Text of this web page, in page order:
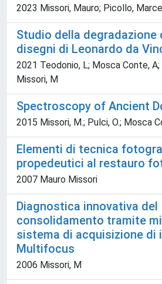
2023 Missori, Mauro; Picollo,
Studio della degradazione
disegni di Leonardo da
2021 Teodonio, L; Mosca Conte, A;
Missori, M
Spectroscopy of Ancient
2015 Missori, M.; Pulci, O.; Mosca
Elementi di tecnica
propedeutici al restauro
2007 Mauro Missori
Diagnostica innovativa del
consolidamento tramite
sistema di acquisizione di
Multifocus
2006 Missori, M